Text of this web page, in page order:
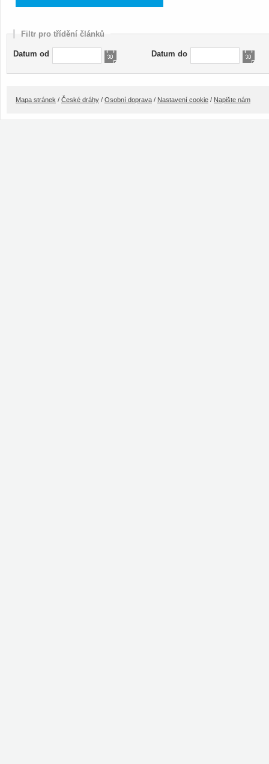
Filtr pro třídění článků
Datum od Datum do
Mapa stránek / České dráhy / Osobní doprava / Nastavení cookie / Napište nám